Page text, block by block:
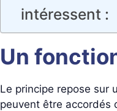
intéressent :
Un
Le principe repose sur
peuvent être accordés